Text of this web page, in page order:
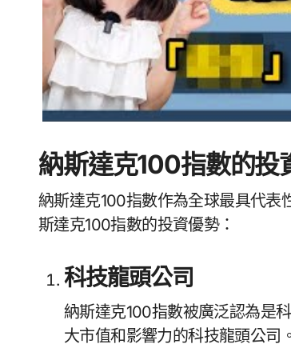
納斯達克100指數的投
納斯達克100指數作為全球最具代表
斯達克100指數的投資優勢：
科技龍頭公司
納斯達克100指數被廣泛認為是科技產業的代表，其中包括諸如蘋果、微軟、亞馬遜等具有巨
大市值和影響力的科技龍頭公司